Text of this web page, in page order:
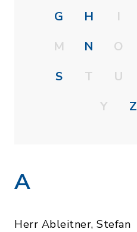
G
H I
M
N O
S
T U
Y
Z
A
Herr Ableitner, Stefan